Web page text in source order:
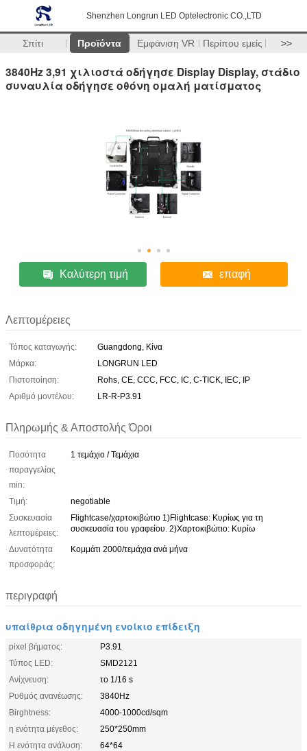
Shenzhen Longrun LED Optelectronic CO.,LTD
Σπίτι Προϊόντα Εμφάνιση VR Περίπου εμείς >>
3840Hz 3,91 χιλιοστά οδήγησε Display Display, στάδιο
συναυλία οδήγησε οθόνη ομαλή ματίσματος
Καλύτερη τιμή επαφή
Λεπτομέρειες
Τόπος καταγωγής:
Guangdong, Κίνα
Μάρκα:
LONGRUN LED
Πιστοποίηση:
Rohs, CE, CCC, FCC, IC, C-TICK, IEC, IP
Αριθμό μοντέλου:
LR-R-P3.91
Πληρωμής & Αποστολής Όροι
Ποσότητα
παραγγελίας
min:
1 τεμάχιο / Τεμάχια
Τιμή:
negotiable
Συσκευασία
λεπτομέρειες:
Flightcase/χαρτοκιβώτιο 1)Flightcase: Κυρίως για τη
συσκευασία του γραφείου. 2)Χαρτοκιβώτιο: Κυρίω
Δυνατότητα
προσφοράς:
Κομμάτι 2000/τεμάχια ανά μήνα
περιγραφή
υπαίθρια οδηγημένη ενοίκιο επίδειξη
pixel βήματος:
P3.91
Τύπος LED:
SMD2121
Ανίχνευση:
το 1/16 s
Ρυθμός ανανέωσης:
3840Hz
Birghtness:
4000-1000cd/sqm
η ενότητα μέγεθος:
250*250mm
Η ενότητα ανάλυση:
64*64